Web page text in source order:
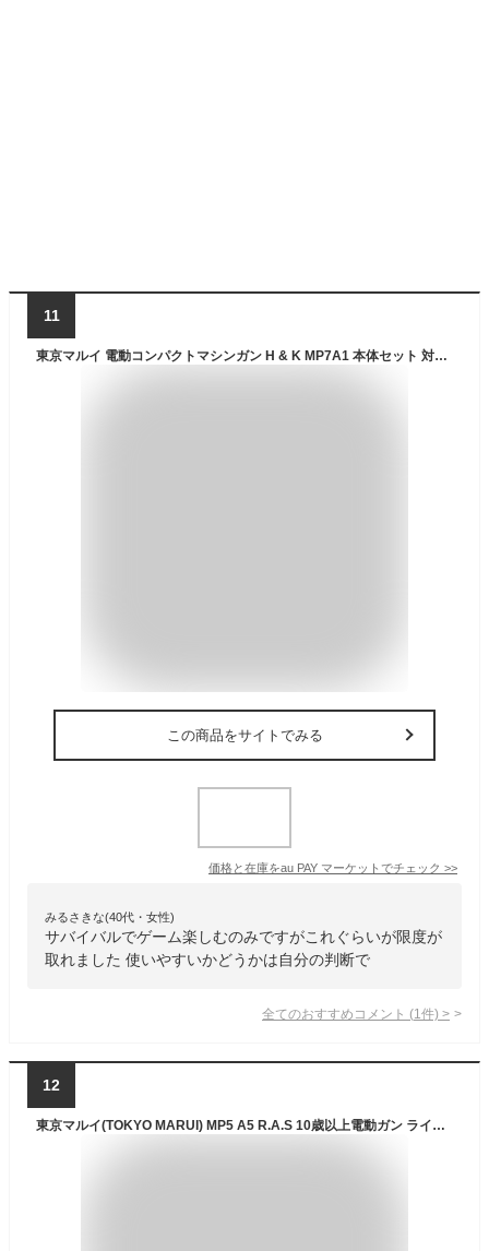
11
東京マルイ 電動コンパクトマシンガン H & K MP7A1 本体セット 対象年齢18才以上用送料無料 エアガン エアーガン 電動ガン サバゲ― サバ
この商品をサイトでみる
価格と在庫をau PAY マーケット でチェック >>
みるさきな(40代・女性)
サバイバルでゲーム楽しむのみですがこれぐらいが限度が
取れました 使いやすいかどうかは自分の判断で
全てのおすすめコメント (1 件) >
12
東京マルイ(TOKYO MARUI) MP5 A5 R.A.S 10歳以上電動ガン ライト・プロ